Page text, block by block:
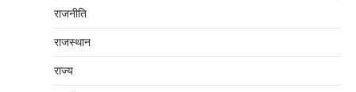
राजनीति
राजस्थान
राज्य